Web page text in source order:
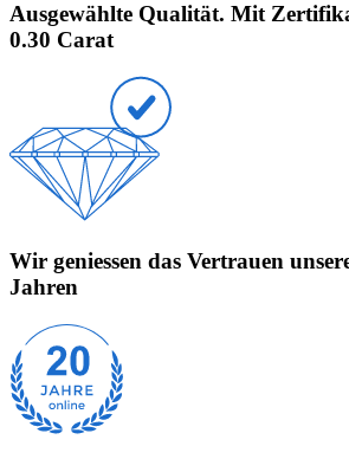
Ausgewählte Qualität. Mit
0.30 Carat
Wir geniessen das Vertrauen
Jahren